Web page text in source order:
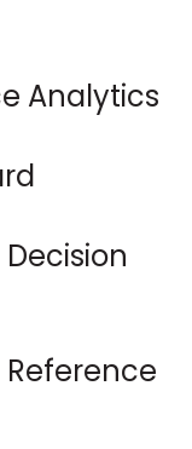
Analytics
Reference